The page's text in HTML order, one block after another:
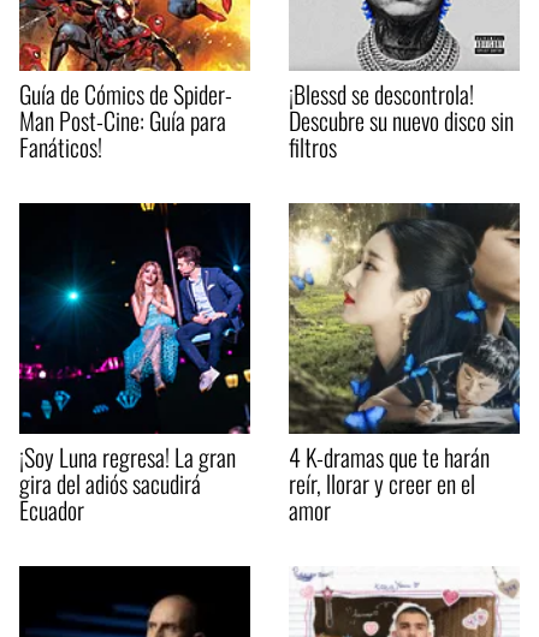
Guía de Cómics de Spider-
Man Post-Cine: Guía para
Fanáticos!
¡Blessd se descontrola!
Descubre su nuevo disco sin
filtros
¡Soy Luna regresa! La gran
gira del adiós sacudirá
Ecuador
4 K-dramas que te harán
reír, llorar y creer en el
amor